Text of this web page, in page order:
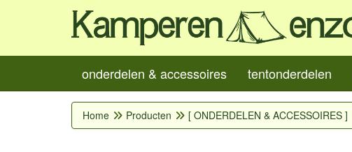
onderdelen & accessoires tentonderdelen
Home Producten [ ONDERDELEN & ACCESSOIRES ]